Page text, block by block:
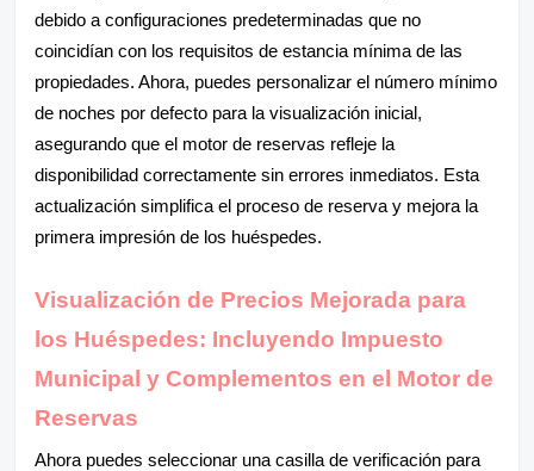
debido a configuraciones predeterminadas que no
coincidían con los requisitos de estancia mínima de las
propiedades. Ahora, puedes personalizar el número mínimo
de noches por defecto para la visualización inicial,
asegurando que el motor de reservas refleje la
disponibilidad correctamente sin errores inmediatos. Esta
actualización simplifica el proceso de reserva y mejora la
primera impresión de los huéspedes.
Visualización de Precios Mejorada para
los Huéspedes: Incluyendo Impuesto
Municipal y Complementos en el Motor de
Reservas
Ahora puedes seleccionar una casilla de verificación para